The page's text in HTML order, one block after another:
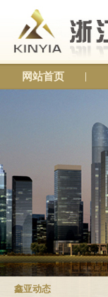
网站首页
鑫亚动态